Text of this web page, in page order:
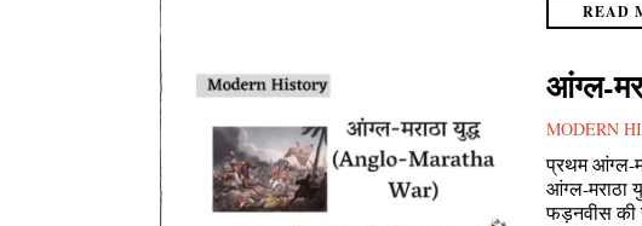
READ
आंग्ल-
MODERN
प्रथम आंग्ल-
आंग्ल-मराठा
फड़नवीस की